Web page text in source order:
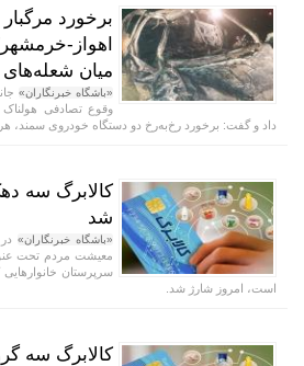
میان
«باشگاه خبرنگاران»
وقوع تصادفی
داد و گفت: برخورد رخ‌به‌رخ دو دستگاه خودروی سمند، هر ۲ خودرو را به آتش کشید.
کالابرگ سه
شد
«باشگاه خبرنگاران»
معیشت مردم تحت
است، امروز شارژ شد.
کالابرگ سه